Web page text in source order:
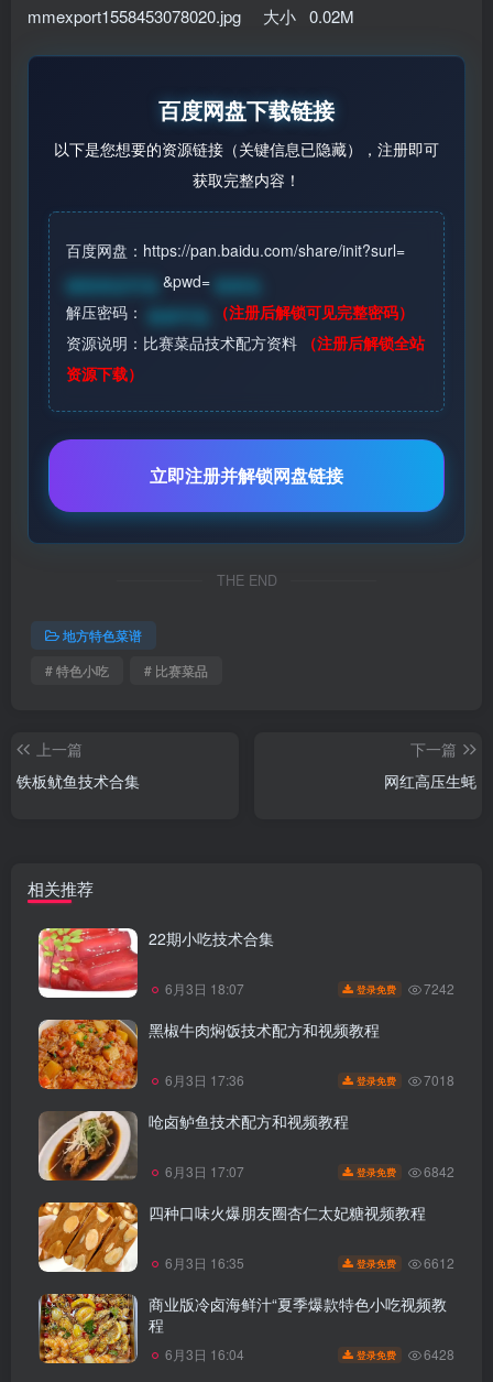
mmexport1558453078020.jpg 大小 0.02M
百度网盘下载链接
以下是您想要的资源链接（关键信息已隐藏），注册即可
获取完整内容！
百度网盘：https://pan.baidu.com/share/init?surl=
请登录后可见
&pwd=
解压密码：
（注册后解锁可见完整密码）
资源说明：比赛菜品技术配方资料
（注册后解锁全站
资源下载）
立即注册并解锁网盘链接
THE END
地方特色菜谱
# 特色小吃
# 比赛菜品
上一篇
铁板鱿鱼技术合集
下一篇
网红高压生蚝
相关推荐
22期小吃技术合集
6月3日 18:07 登录免费 7242
黑椒牛肉焖饭技术配方和视频教程
6月3日 17:36 登录免费 7018
呛卤鲈鱼技术配方和视频教程
6月3日 17:07 登录免费 6842
四种口味火爆朋友圈杏仁太妃糖视频教程
6月3日 16:35 登录免费 6612
商业版冷卤海鲜汁“夏季爆款特色小吃视频教
程
6月3日 16:04 登录免费 6428